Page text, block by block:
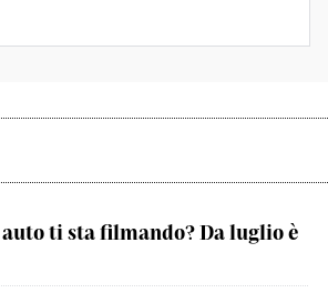
ti sta filmando? Da luglio è